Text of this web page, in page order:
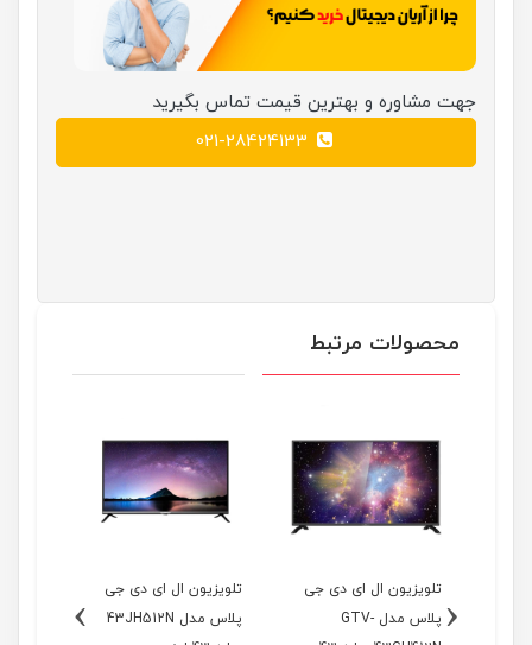
جهت مشاوره و بهترین قیمت تماس بگیرید
محصولات مرتبط
تلویزیون ال ای دی جی
پلاس مدل GTV-
تلویزیون ال ای دی جی
پلاس مدل 43JH512N
‹
›